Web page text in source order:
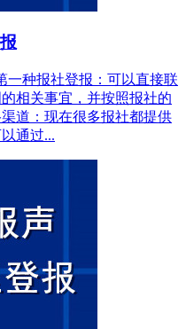
一种报社登报：可以直接联
相关事宜，并按照报社的
道：现在很多报社都提供
通过...